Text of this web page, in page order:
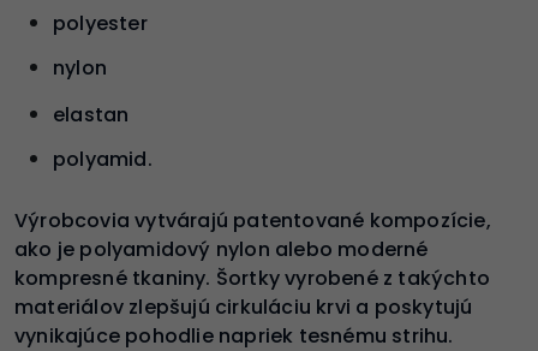
polyester
nylon
elastan
polyamid.
Výrobcovia vytvárajú patentované kompozície,
ako je polyamidový nylon alebo moderné
kompresné tkaniny. Šortky vyrobené z takýchto
materiálov zlepšujú cirkuláciu krvi a poskytujú
vynikajúce pohodlie napriek tesnému strihu.